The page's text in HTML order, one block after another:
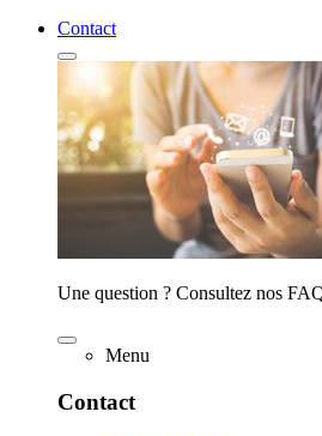
Contact
Une question ? Consultez nos
Menu
Contact